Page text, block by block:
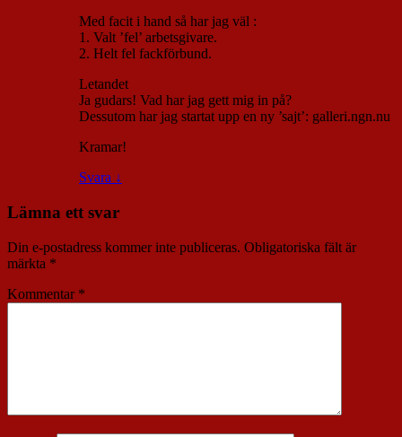
Med facit i hand så har jag väl :
1. Valt ’fel’ arbetsgivare.
2. Helt fel fackförbund.
Letandet
Ja gudars! Vad har jag gett mig in på?
Dessutom har jag startat upp en ny ’sajt’: galleri.ngn.nu
Kramar!
Svara ↓
Lämna ett svar
Din e-postadress kommer inte publiceras. Obligatoriska fält är
märkta *
Kommentar *